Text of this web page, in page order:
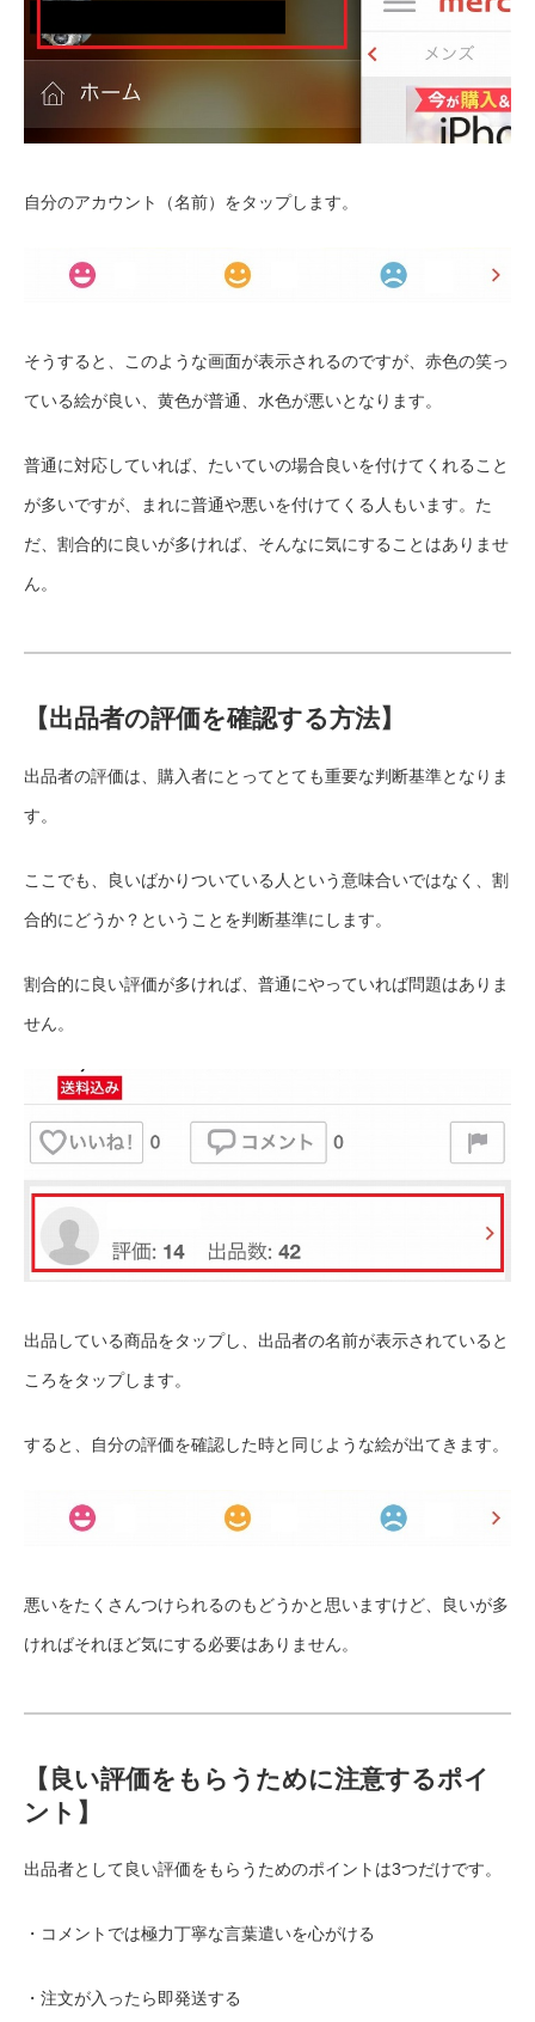
自分のアカウント（名前）をタップします。
そうすると、このような画面が表示されるのですが、赤色の笑っ
ている絵が良い、黄色が普通、水色が悪いとなります。
普通に対応していれば、たいていの場合良いを付けてくれること
が多いですが、まれに普通や悪いを付けてくる人もいます。た
だ、割合的に良いが多ければ、そんなに気にすることはありませ
ん。
【出品者の評価を確認する方法】
出品者の評価は、購入者にとってとても重要な判断基準となりま
す。
ここでも、良いばかりついている人という意味合いではなく、割
合的にどうか？ということを判断基準にします。
割合的に良い評価が多ければ、普通にやっていれば問題はありま
せん。
出品している商品をタップし、出品者の名前が表示されていると
ころをタップします。
すると、自分の評価を確認した時と同じような絵が出てきます。
悪いをたくさんつけられるのもどうかと思いますけど、良いが多
ければそれほど気にする必要はありません。
【良い評価をもらうために注意するポイ
ント】
出品者として良い評価をもらうためのポイントは3つだけです。
・コメントでは極力丁寧な言葉遣いを心がける
・注文が入ったら即発送する